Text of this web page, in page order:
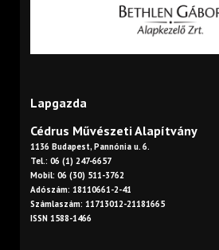
Lapgazda
Cédrus Művészeti Alapítvány
1136 Budapest, Pannónia u. 6.
Tel.: 06 (1) 247-6657
Mobil: 06 (30) 511-3762
Adószám: 18110661-2-41
Számlaszám: 11713012-21181665
ISSN 1588-1466